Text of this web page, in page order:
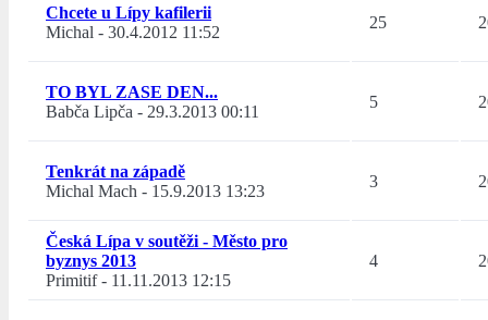
Chcete u Lípy kafilerii
Michal - 30.4.2012 11:52
25
TO BYL ZASE DEN...
Babča Lipča - 29.3.2013 00:11
5
Tenkrát na západě
Michal Mach - 15.9.2013 13:23
3
Česká Lípa v soutěži - Město pro
byznys 2013
Primitif- 11.11.2013 12:15
4